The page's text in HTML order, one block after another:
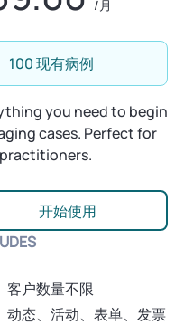
/月
100 现有病例
you need to begin
cases. Perfect for
开始使用
客户数量不限
动态、活动、表单、发票